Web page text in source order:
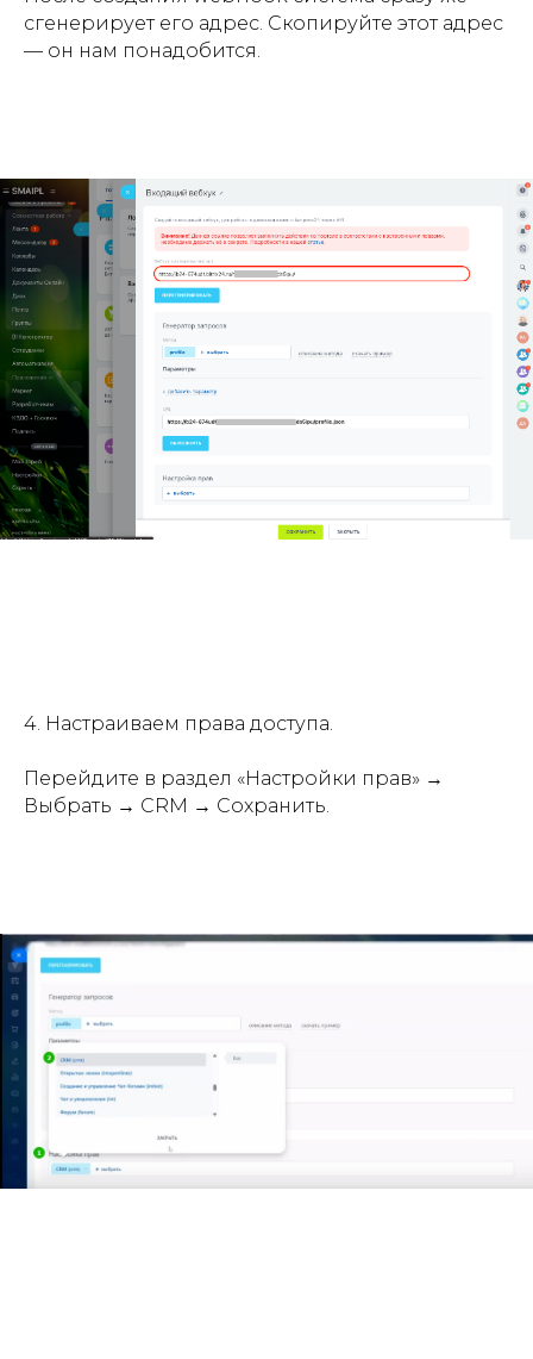
сгенерирует его адрес. Скопируйте этот адрес
— он нам понадобится.
4. Настраиваем права доступа.
Перейдите в раздел «Настройки прав» →
Выбрать → CRM → Сохранить.